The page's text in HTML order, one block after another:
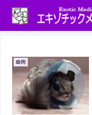
症例